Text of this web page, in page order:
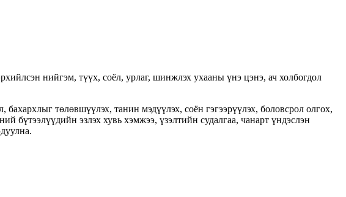
нийгэм, түүх, соёл, урлаг, шинжлэх ухааны үнэ цэнэ, ач холбогдол
төлөвшүүлэх, танин мэдүүлэх, соён гэгээрүүлэх, боловсрол олгох,
бүтээлүүдийн эзлэх хувь хэмжээ, үзэлтийн судалгаа, чанарт үндэслэн